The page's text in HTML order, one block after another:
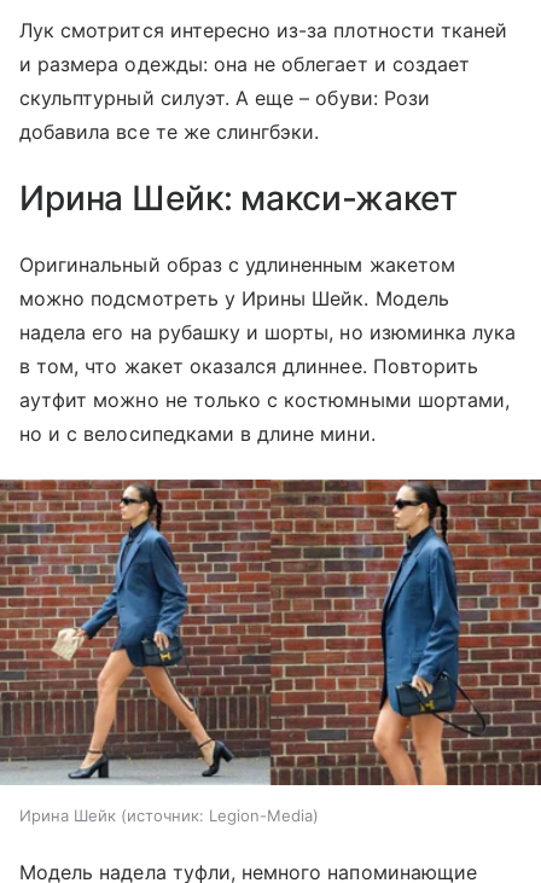
Лук смотрится интересно из-за плотности тканей
и размера одежды: она не облегает и создает
скульптурный силуэт. А еще–обуви: Рози
добавила все те же слингбэки.
Ирина Шейк: макси-жакет
Оригинальный образ с удлиненным жакетом
можно подсмотреть у Ирины Шейк. Модель
надела его на рубашку и шорты, но изюминка лука
в том, что жакет оказался длиннее. Повторить
аутфит можно не только с костюмными шортами,
но и с велосипедками в длине мини.
Ирина Шейк источник: Legion-Media
Модель надела туфли, немного напоминающие